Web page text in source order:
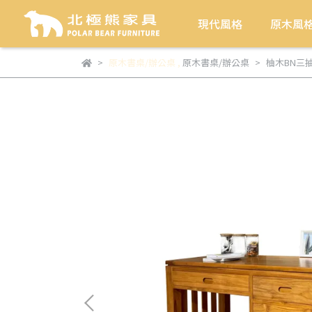
現代風格 原木風
原木書桌/辦公桌 , 原木書桌/辦公桌 柚木BN三